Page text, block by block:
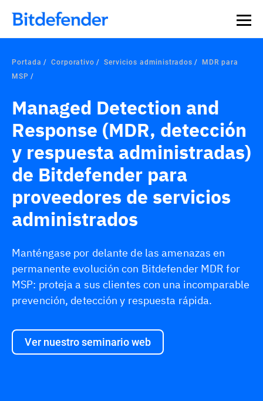
Portada Corporativo Servicios administrados
MDR para
MSP
Managed Detection and
Response (MDR, detección
y respuesta administradas)
de Bitdefender para
proveedores de servicios
administrados
Manténgase por delante de las amenazas en
permanente evolución con Bitdefender MDR for
MSP: proteja a sus clientes con una incomparable
prevención, detección y respuesta rápida.
Ver nuestro seminario web